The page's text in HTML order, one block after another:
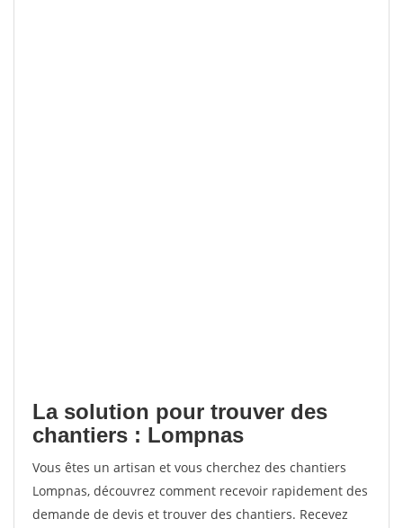
La solution pour trouver des
chantiers : Lompnas
Vous êtes un artisan et vous cherchez des chantiers
Lompnas, découvrez comment recevoir rapidement des
demande de devis et trouver des chantiers. Recevez